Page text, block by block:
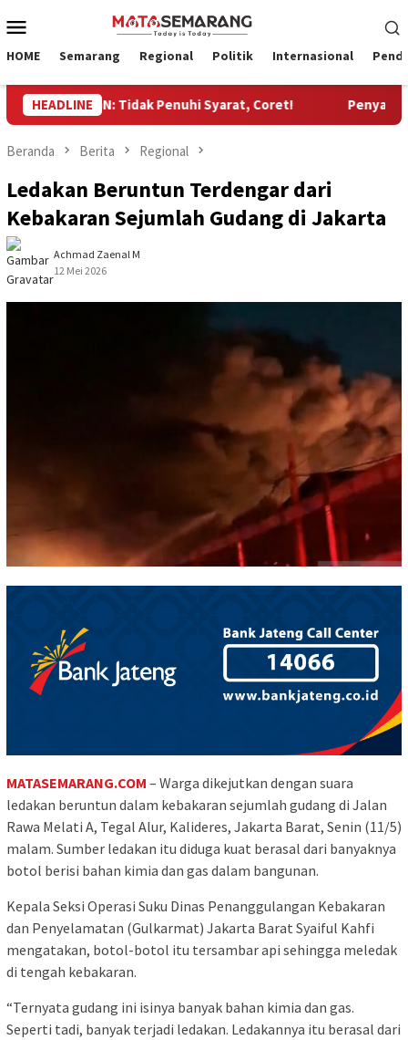
ke
Mobile
HOME Semarang Regional Politik Internasional
HEADLINE
BGN: Tidak Penuhi Syarat, Coret! Penyaluran BOP
Beranda Berita Regional
Ledakan Beruntun Terdengar dari
Kebakaran Sejumlah Gudang di Jakarta
Achmad Zaenal M
12 Mei 2026
MATASEMARANG.COM – Warga dikejutkan dengan suara
ledakan beruntun dalam kebakaran sejumlah gudang di Jalan
Rawa Melati A, Tegal Alur, Kalideres, Jakarta Barat, Senin (11/5)
malam. Sumber ledakan itu diduga kuat berasal dari banyaknya
botol berisi bahan kimia dan gas dalam bangunan.
Kepala Seksi Operasi Suku Dinas Penanggulangan Kebakaran
dan Penyelamatan (Gulkarmat) Jakarta Barat Syaiful Kahfi
mengatakan, botol-botol itu tersambar api sehingga meledak
di tengah kebakaran.
“Ternyata gudang ini isinya banyak bahan kimia dan gas.
Seperti tadi, banyak terjadi ledakan. Ledakannya itu berasal dari